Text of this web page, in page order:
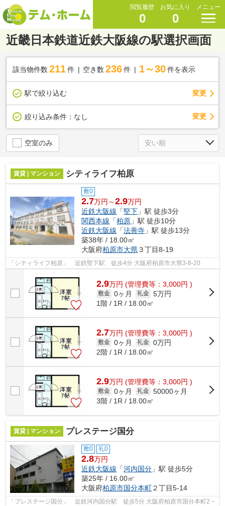
閲覧履歴
0
お気に入り
0
メニュー
近畿日本鉄道近鉄大阪線の駅選択画面
該当物件数 211件 空き数 236 件 1～30 件を表示
駅で絞り込む 変更
絞り込み条件： なし 変更
空室のみ
賃貸 | マンション シティライフ柏原
敷0
2.7万円～2.9万円
近鉄大阪線 「堅下 」駅 徒歩3分
関西本線 「柏原 」駅 徒歩10分
近鉄大阪線 「法善寺 」駅 徒歩13分
築38年 / 18.00㎡
大阪府柏原市大県３丁目8-19
「シティライフ柏原」 近鉄堅下駅 徒歩4分 大阪府柏原市大県3-8-20
2.9万円 (管理費等：3,000円 )
敷金 0ヶ月 礼金 5万円
1階 / 1R / 18.00㎡
2.7万円 (管理費等：3,000円 )
敷金 0ヶ月 礼金 0万円
2階 / 1R / 18.00㎡
2.9万円 (管理費等：3,000円 )
敷金 0ヶ月 礼金 50000ヶ月
3階 / 1R / 18.00㎡
賃貸 | マンション プレステージ国分
敷0 礼0
2.8万円
近鉄大阪線 「河内国分 」駅 徒歩5分
築25年 / 16.00㎡
大阪府柏原市国分本町２丁目5-14
「プレステージ国分」 近鉄河内国分駅 徒歩5分 大阪府柏原市国分本町2－